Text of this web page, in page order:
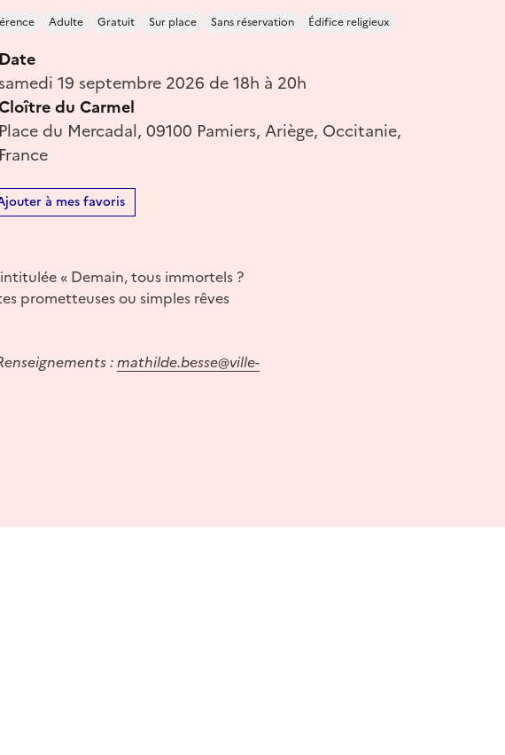
Adulte Gratuit Sur place Sans réservation Édifice religieux
Date
samedi 19 septembre 2026 de 18h à 20h
du Carmel
Place du Mercadal, 09100 Pamiers, Ariège, Occitanie,
France
à mes favoris
« Demain, tous immortels ?
prometteuses ou simples rêves
:mathilde.besse@ville-